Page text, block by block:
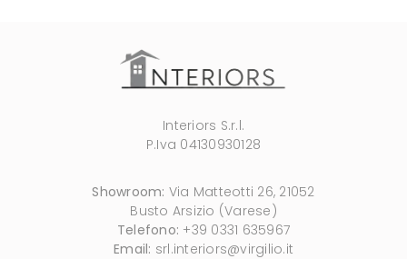
Interiors S.r.l.
P.Iva 04130930128
Showroom: Via Matteotti 26, 21052
Busto Arsizio (Varese)
Telefono: +39 0331 635967
Email: srl.interiors@virgilio.it